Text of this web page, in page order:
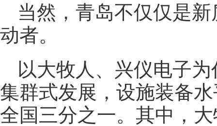
当然，青岛不仅仅是
动者。
以大牧人、兴仪电子
集群式发展，设施装备
全国三分之一。其中，